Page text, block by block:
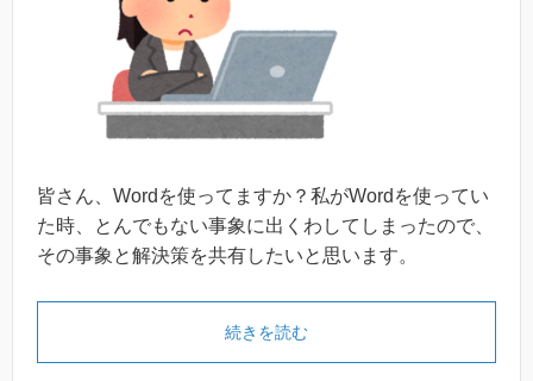
皆さん、Wordを使ってますか？私がWordを使ってい
た時、とんでもない事象に出くわしてしまったので、
その事象と解決策を共有したいと思います。
続きを読む